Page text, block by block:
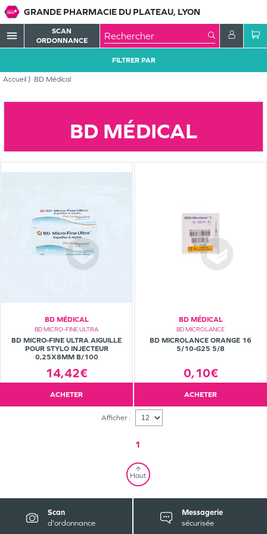
GRANDE PHARMACIE DU PLATEAU, LYON
menu
SCAN
ORDONNANCE
Accueil BD Médical
FILTRER PAR
BD MÉDICAL
BD MÉDICAL
BD MICRO-FINE ULTRA
BD MICRO-FINE ULTRA AIGUILLE
POUR STYLO INJECTEUR
0,25X8MM B/100
14,42€
ACHETER
BD MÉDICAL
BD MICROLANCE
BD MICROLANCE ORANGE 16
5/10-G25 5/8
0,10€
ACHETER
Afficher :
1
Haut
Scan
d'ordonnance
Messagerie
sécurisée